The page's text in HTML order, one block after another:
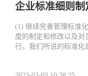
企业标准细则制
(1) 继续完善管理标准
度的制定和修改以及
行。我们所说的标准化